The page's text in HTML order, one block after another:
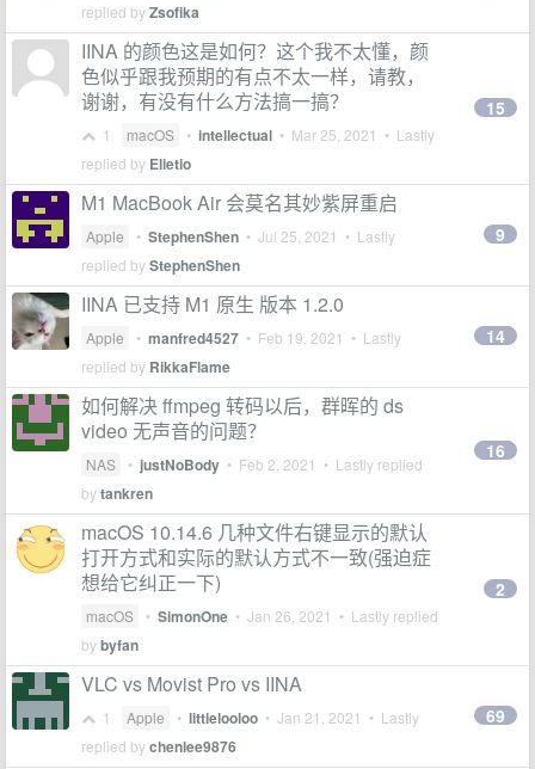
replied byZsofika
IINA 的颜色这是如何？这个我不太懂，颜
色似乎跟我预期的有点不太一样，请教，
谢谢，有没有什么方法搞一搞？
1 macOS • intellectual • Mar 25, 2021 • Lastly
replied by Elietio
15
M1 MacBook Air 会莫名其妙紫屏重启
Apple • StephenShen • Jul 25, 2021 • Lastly
replied byStephenShen
9
IINA 已支持 M1 原生 版本 1.2.0
Apple • manfred4527 • Feb 19, 2021 • Lastly
replied by RikkaFlame
14
如何解决 ffmpeg 转码以后，群晖的 ds
video 无声音的问题？
NAS • justNoBody • Feb 2, 2021 • Lastly replied
bytankren
16
macOS 10.14.6 几种文件右键显示的默认
打开方式和实际的默认方式不一致(强迫症
想给它纠正一下)
macOS • SimonOne • Jan 26, 2021 • Lastly replied
bybyfan
2
VLC vs Movist Pro vs IINA
1 Apple • littlelooloo • Jan 21, 2021 • Lastly
replied bychenlee9876
69